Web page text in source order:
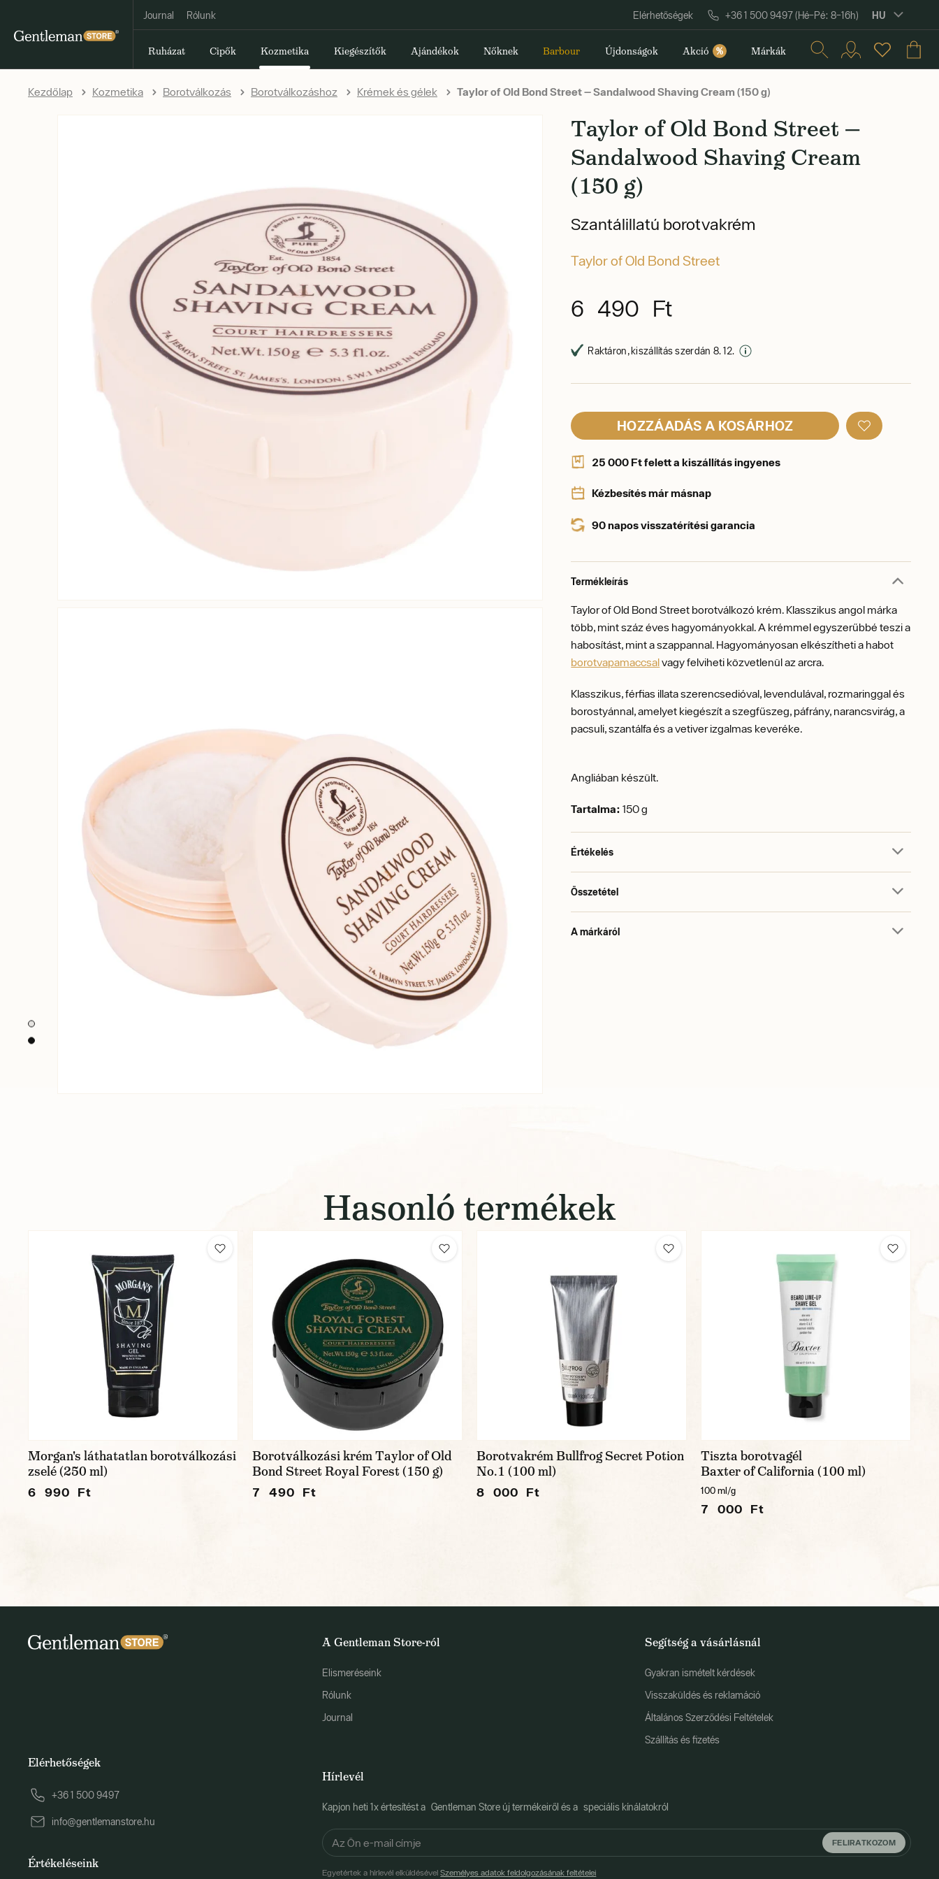
Journal Rólunk Elérhetőségek +36 1 500 9497 (Hé–Pé: 8–16h) HU
Ruházat Cipők Kozmetika Kiegészítők Ajándékok Nőknek Barbour Újdonságok Akció % Márkák
Kezdőlap Kozmetika Borotválkozás Borotválkozáshoz Krémek és gélek Taylor of Old Bond Street — Sandalwood Shaving Cream (150 g)
Taylor of Old Bond Street —
Sandalwood Shaving Cream
(150 g)
Szantálillatú borotvakrém
Taylor of Old Bond Street
6 490 Ft
Raktáron, kiszállítás szerdán 8. 12.
HOZZÁADÁS A KOSÁRHOZ
25 000 Ft felett a kiszállítás ingyenes
Kézbesítés már másnap
90 napos visszatérítési garancia
Termékleírás
Taylor of Old Bond Street borotválkozó krém. Klasszikus angol márka
több, mint száz éves hagyományokkal.A krémmel egyszerűbbé teszi a
habosítást, mint a szappannal. Hagyományosan elkészítheti a habot
borotvapamaccsalvagy felviheti közvetlenül az arcra.
Klasszikus, férfias illata szerencsedióval, levendulával, rozmaringgal és
borostyánnal, amelyet kiegészít a szegfűszeg, páfrány, narancsvirág, a
pacsuli, szantálfa és a vetiver izgalmas keveréke.
Angliában készült.
Tartalma: 150 g
Értékelés
Összetétel
A márkáról
Hasonló termékek
Morgan's láthatatlan borotválkozási
zselé (250 ml)
6 990 Ft
Borotválkozási krém Taylor of Old
Bond Street Royal Forest (150 g)
7 490 Ft
Borotvakrém Bullfrog Secret Potion
No.1 (100 ml)
8 000 Ft
Tiszta borotvagél
Baxter of California (100 ml)
100 ml/g
7 000 Ft
A Gentleman Store-ról
Elismeréseink
Rólunk
Journal
Segítség a vásárlásnál
Gyakran ismételt kérdések
Visszaküldés és reklamáció
Általános Szerződési Feltételek
Szállítás és fizetés
Hírlevél
Kapjon heti 1x értesítést a Gentleman Store új termékeiről és a speciális kínálatokról
FELIRATKOZOM
Egyetértek a hírlevél elküldésévelSzemélyes adatok feldolgozásának feltételei
Elérhetőségek
+36 1 500 9497
info@gentlemanstore.hu
Értékeléseink